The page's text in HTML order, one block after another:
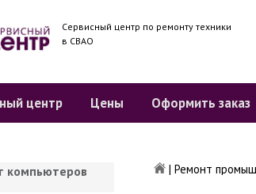
Сервисный центр по ремонту техники
в СВАО
центр Цены Оформить заказ
| Ремонт
компьютеров